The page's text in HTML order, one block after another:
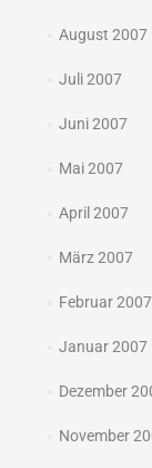
August 2007
Juli 2007
Juni 2007
Mai 2007
April 2007
März 2007
Februar 2007
Januar 2007
Dezember
November